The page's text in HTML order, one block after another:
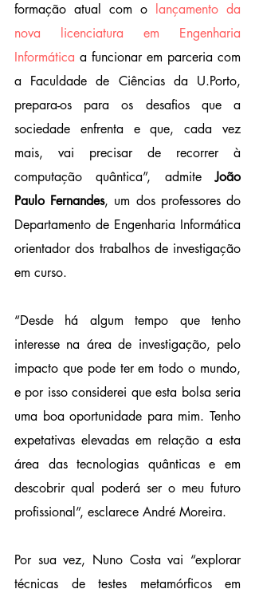
formação atual com o
lançamento da
nova licenciatura em Engenharia
Informática a funcionar em parceria com
a Faculdade de Ciências da U.Porto,
prepara-os para os desafios que a
sociedade enfrenta e que, cada vez
mais, vai precisar de recorrer à
computação quântica”, admite João
Paulo Fernandes, um dos professores do
Departamento de Engenharia Informática
orientador dos trabalhos de investigação
em curso.
“Desde há algum tempo que tenho
interesse na área de investigação, pelo
impacto que pode ter em todo o mundo,
e por isso considerei que esta bolsa seria
uma boa oportunidade para mim. Tenho
expetativas elevadas em relação a esta
área das tecnologias quânticas e em
descobrir qual poderá ser o meu futuro
profissional”, esclarece André Moreira.
Por sua vez, Nuno Costa vai “explorar
técnicas de testes metamórficos em